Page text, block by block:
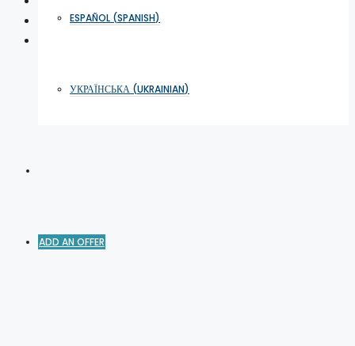
ESPAÑOL (SPANISH)
УКРАЇНСЬКА (UKRAINIAN)
ADD AN OFFER